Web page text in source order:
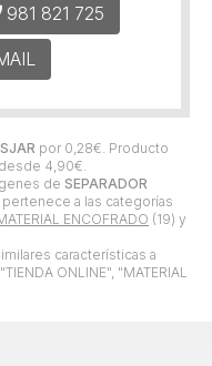
por 0,28€ . Producto
4,90€
de SEPARADOR
a las categorías
ENCOFRADO (19) y
características a
ONLINE", "MATERIAL
981 821 725